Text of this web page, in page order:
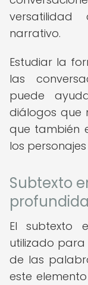
narrativo.
Estudiar la
las
puede
diálogos que
que también
los
Subtexto
El subtexto
utilizado para
de las
este